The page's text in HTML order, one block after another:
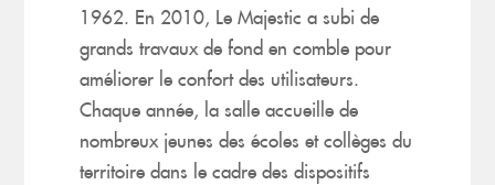
1962. En 2010, Le Majestic a subi de
grands travaux de fond en comble pour
améliorer le confort des utilisateurs.
Chaque année, la salle accueille de
nombreux jeunes des écoles et collèges du
territoire dans le cadre des dispositifs